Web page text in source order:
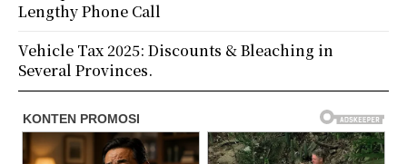
Lengthy Phone Call
Vehicle Tax 2025: Discounts & Bleaching in
Several Provinces.